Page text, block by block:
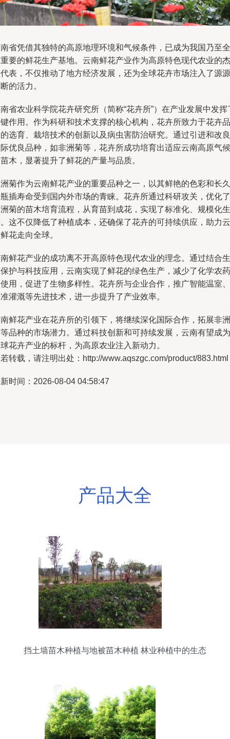
省凭借其独特的高原地理环境和气候条件，已成为我国乃至全
要的鲜花生产基地。云南鲜花产业作为高原特色现代农业的杰
表，不仅推动了地方经济发展，还为全球花卉市场注入了源源
的活力。
省农业科学院花卉研究所（简称“花卉所”）在产业发展中发挥
作用。作为科研和技术支撑的核心机构，花卉所致力于花卉品
选育、栽培技术的创新以及病虫害防治研究。通过引进和改良
优良品种，如非洲菊等，花卉所成功培育出适应云南高原气候
木，显著提升了鲜花的产量与品质。
菊作为云南鲜花产业的重要品种之一，以其鲜艳的色彩和长久
插寿命受到国内外市场的青睐。花卉所通过科研攻关，优化了
菊的苗木培育流程，从育苗到成花，实现了标准化、规模化生
这不仅降低了种植成本，还确保了花卉的可持续供应，助力云
花走向全球。
鲜花产业的成功离不开高原特色现代农业的理念。通过结合生
护与科技应用，云南实现了鲜花的绿色生产，减少了化学农药
用，促进了生物多样性。花卉所与企业合作，推广智能温室、
灌溉等先进技术，进一步提升了产业效率。
鲜花产业在花卉所的引领下，将继续深化国际合作，拓展非洲
品种的市场潜力。通过科技创新和可持续发展，云南有望成为
花卉产业的标杆，为高原农业注入新动力。
转载，请注明出处：http://www.aqszgc.com/product/883.html
时间：2026-08-04 04:58:47
产品大全
挡土墙苗木种植与地被苗木种植 林业种植中的生态